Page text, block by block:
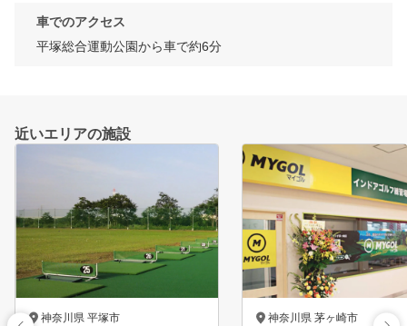
車でのアクセス
平塚総合運動公園から車で約6分
近いエリアの施設
神奈川県 平塚市 神奈川県 茅ヶ崎市